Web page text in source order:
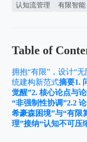
认知流管理 有限智能
Table of
拥抱“有限”，设计“
统建构新范式摘要1.
觉醒”2. 核心论点与
“非强制性协调”2.2
希豪森困境”与“有限
理”接纳“认知不可压